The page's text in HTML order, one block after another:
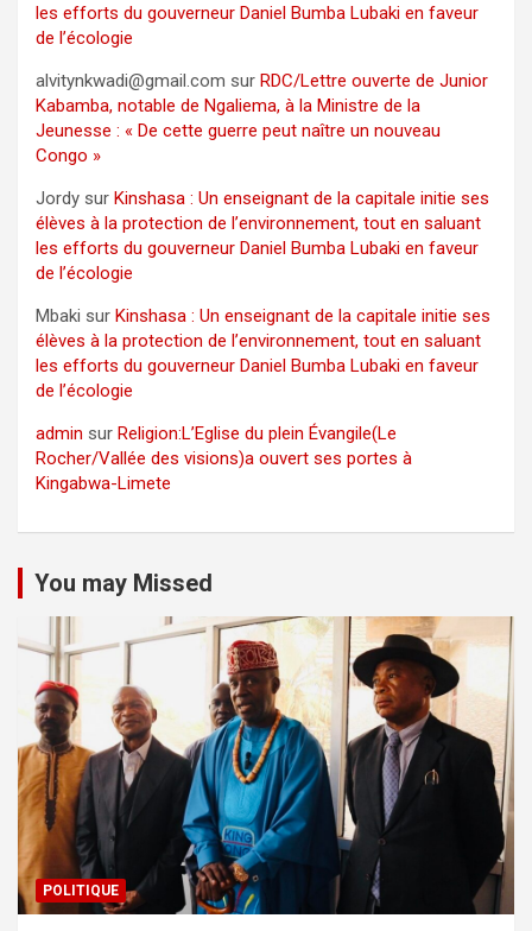
les efforts du gouverneur Daniel Bumba Lubaki en faveur
de l’écologie
alvitynkwadi@gmail.com sur RDC/Lettre ouverte de Junior
Kabamba, notable de Ngaliema, à la Ministre de la
Jeunesse : « De cette guerre peut naître un nouveau
Congo »
Jordy sur Kinshasa : Un enseignant de la capitale initie ses
élèves à la protection de l’environnement, tout en saluant
les efforts du gouverneur Daniel Bumba Lubaki en faveur
de l’écologie
Mbaki sur Kinshasa : Un enseignant de la capitale initie ses
élèves à la protection de l’environnement, tout en saluant
les efforts du gouverneur Daniel Bumba Lubaki en faveur
de l’écologie
admin sur Religion:L’Eglise du plein Évangile(Le
Rocher/Vallée des visions)a ouvert ses portes à
Kingabwa-Limete
You may Missed
POLITIQUE